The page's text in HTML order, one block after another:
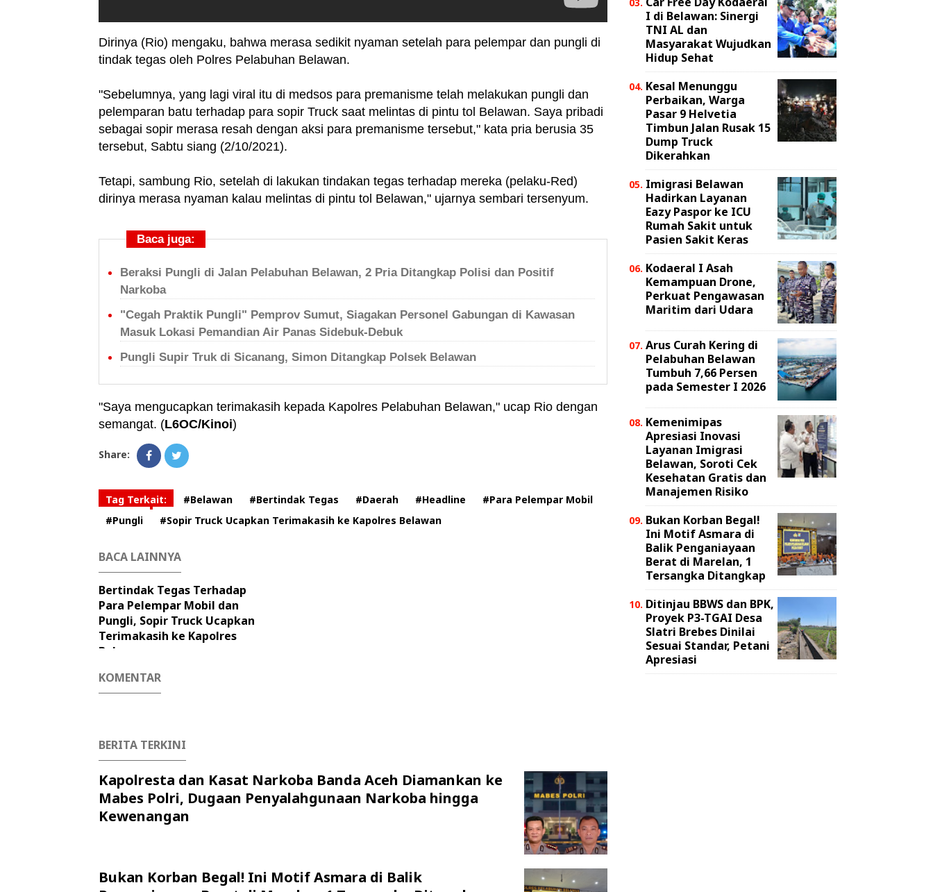
Dirinya (Rio) mengaku, bahwa merasa sedikit nyaman setelah para pelempar dan pungli di
tindak tegas oleh Polres Pelabuhan Belawan.
"Sebelumnya, yang lagi viral itu di medsos para premanisme telah melakukan pungli dan
pelemparan batu terhadap para sopir Truck saat melintas di pintu tol Belawan. Saya pribadi
sebagai sopir merasa resah dengan aksi para premanisme tersebut," kata pria berusia 35
tersebut, Sabtu siang (2/10/2021).
Tetapi, sambung Rio, setelah di lakukan tindakan tegas terhadap mereka (pelaku-Red)
dirinya merasa nyaman kalau melintas di pintu tol Belawan," ujarnya sembari tersenyum.
Baca juga:
Beraksi Pungli di Jalan Pelabuhan Belawan, 2 Pria Ditangkap Polisi dan Positif
Narkoba
"Cegah Praktik Pungli" Pemprov Sumut, Siagakan Personel Gabungan di Kawasan
Masuk Lokasi Pemandian Air Panas Sidebuk-Debuk
Pungli Supir Truk di Sicanang, Simon Ditangkap Polsek Belawan
"Saya mengucapkan terimakasih kepada Kapolres Pelabuhan Belawan," ucap Rio dengan
semangat. (L6OC/Kinoi)
Share:
Tag Terkait: #Belawan #Bertindak Tegas #Daerah #Headline
#Para Pelempar Mobil
#Pungli
#Sopir Truck Ucapkan Terimakasih ke Kapolres Belawan
BACA LAINNYA
Bertindak Tegas Terhadap
Para Pelempar Mobil dan
Pungli, Sopir Truck Ucapkan
Terimakasih ke Kapolres
Belawan
KOMENTAR
BERITA TERKINI
Kapolresta dan Kasat Narkoba Banda Aceh Diamankan ke
Mabes Polri, Dugaan Penyalahgunaan Narkoba hingga
Kewenangan
Bukan Korban Begal! Ini Motif Asmara di Balik
I di Belawan: Sinergi
TNI AL dan
Masyarakat Wujudkan
Hidup Sehat
Kesal Menunggu
Perbaikan, Warga
Pasar 9 Helvetia
Timbun Jalan Rusak 15
Dump Truck
Dikerahkan
Imigrasi Belawan
Hadirkan Layanan
Eazy Paspor ke ICU
Rumah Sakit untuk
Pasien Sakit Keras
Kodaeral I Asah
Kemampuan Drone,
Perkuat Pengawasan
Maritim dari Udara
Arus Curah Kering di
Pelabuhan Belawan
Tumbuh 7,66 Persen
pada Semester I 2026
Kemenimipas
Apresiasi Inovasi
Layanan Imigrasi
Belawan, Soroti Cek
Kesehatan Gratis dan
Manajemen Risiko
Bukan Korban Begal!
Ini Motif Asmara di
Balik Penganiayaan
Berat di Marelan, 1
Tersangka Ditangkap
Ditinjau BBWS dan BPK,
Proyek P3-TGAI Desa
Slatri Brebes Dinilai
Sesuai Standar, Petani
Apresiasi